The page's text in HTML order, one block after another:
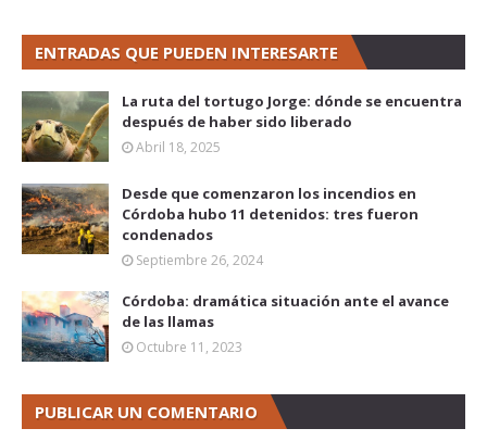
ENTRADAS QUE PUEDEN INTERESARTE
La ruta del tortugo Jorge: dónde se encuentra
después de haber sido liberado
Abril 18, 2025
Desde que comenzaron los incendios en
Córdoba hubo 11 detenidos: tres fueron
condenados
Septiembre 26, 2024
Córdoba: dramática situación ante el avance
de las llamas
Octubre 11, 2023
PUBLICAR UN COMENTARIO